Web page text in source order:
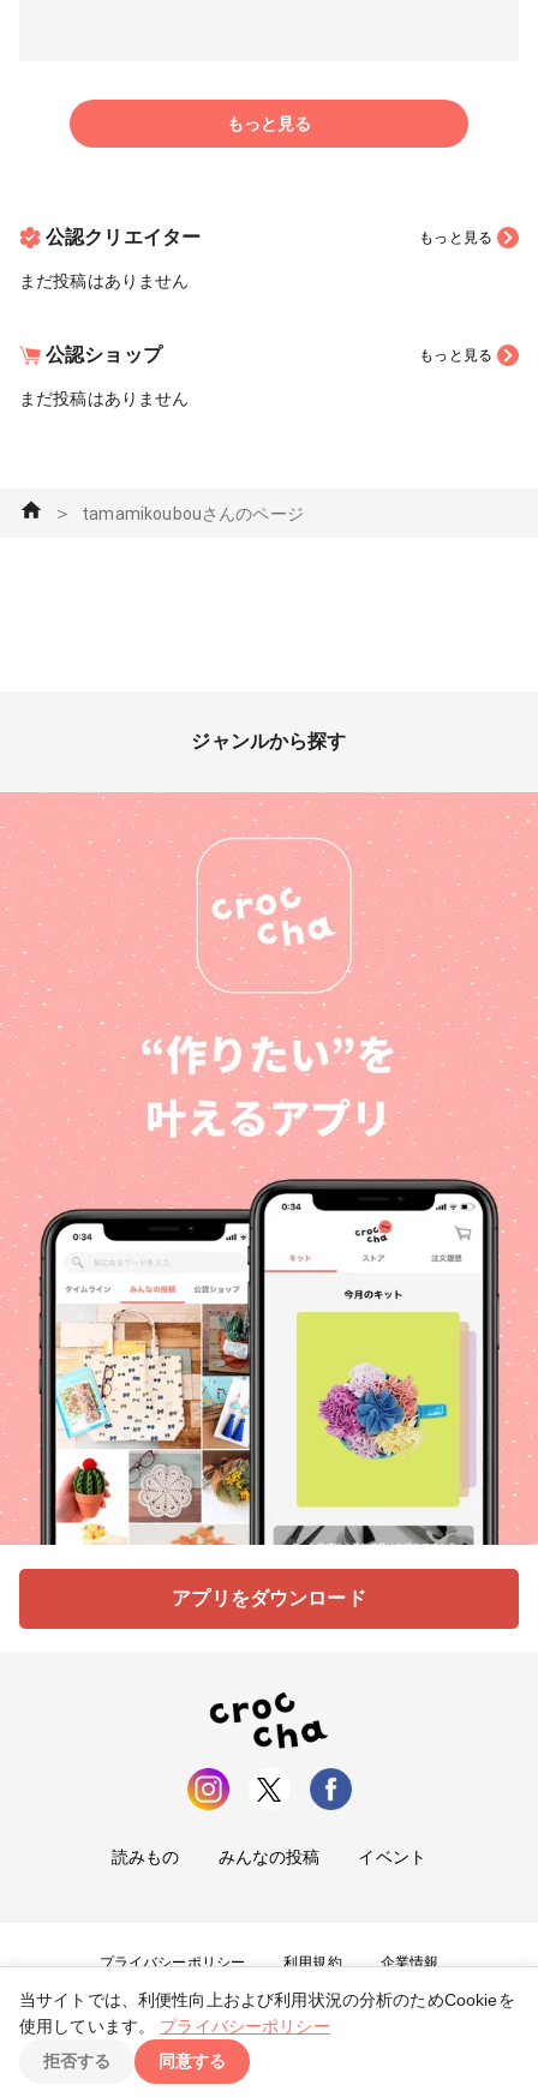
もっと見る
公認クリエイター もっと見る
まだ投稿はありません
公認ショップ もっと見る
まだ投稿はありません
＞ tamamikoubouさんのページ
ジャンルから探す
アプリをダウンロード
読みもの みんなの投稿 イベント
プライバシーポリシー 利用規約 企業情報
お問い合わせ
Copyright ©2026tryangle Co., Ltd. All Rights Reserved.
当サイトでは、利便性向上および利用状況の分析のためCookieを
使用しています。
プライバシーポリシー
拒否する
同意する